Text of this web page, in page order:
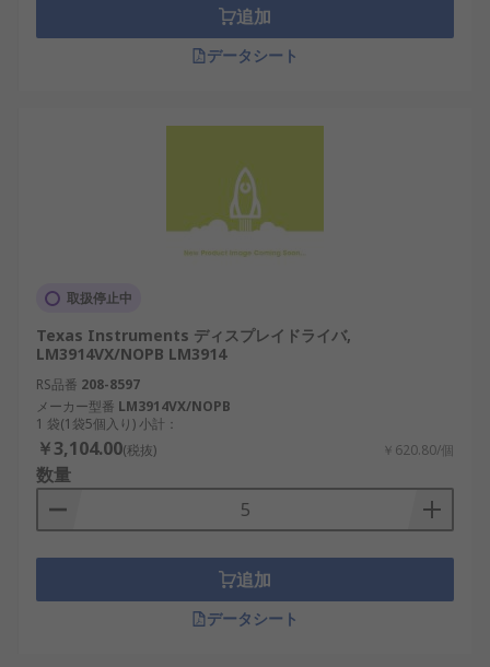
追加
データシート
取扱停止中
Texas Instruments ディスプレイドライバ,
LM3914VX/NOPB LM3914
RS品番 208-8597
メーカー型番 LM3914VX/NOPB
1 袋(1袋5個入り) 小計：
￥3,104.00(税抜) ￥620.80/個
数量
追加
データシート